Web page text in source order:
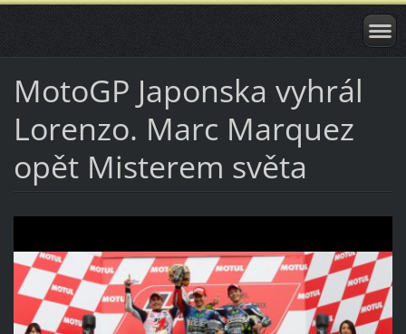
MotoGP Japonska vyhrál
Lorenzo. Marc Marquez
opět Misterem světa